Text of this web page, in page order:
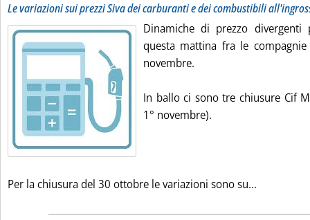
Le variazioni sui prezzi Siva dei carburanti e dei combustibili
Dinamiche di prezzo divergenti
questa mattina fra le
novembre.
In ballo ci sono tre chiusure Cif
1° novembre).
Per la chiusura del 30 ottobre le variazioni sono su...